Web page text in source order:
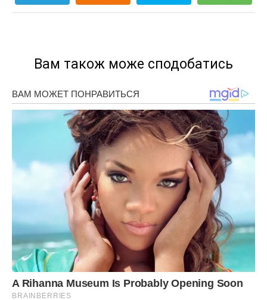
Вам також може сподобатись